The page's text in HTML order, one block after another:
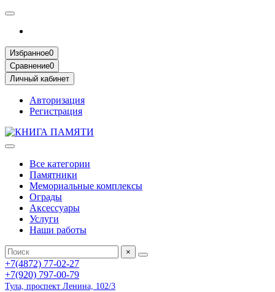
Избранное0
Сравнение0
Личный кабинет
Авторизация
Регистрация
Все категории
Памятники
Мемориальные комплексы
Ограды
Аксессуары
Услуги
Наши работы
×
+7(4872) 77-02-27
+7(920) 797-00-79
Тула, проспект Ленина, 102/3